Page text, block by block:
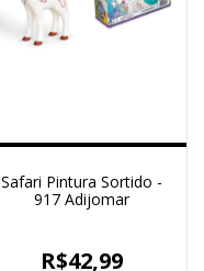
Safari Pintura Sortido -
917 Adijomar
R$42,99